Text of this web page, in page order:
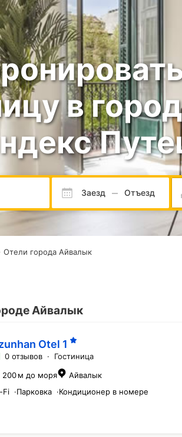
в
Заезд
Отъезд
Отели города Айвалык
Айвалык
Otel 1
0 отзывов · Гостиница
200 м до моря
Айвалык
Fi ·Парковка ·Кондиционер в номере